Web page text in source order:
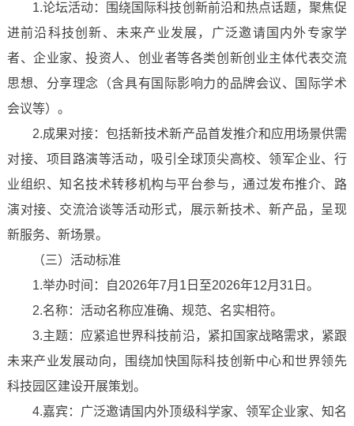
1.论坛活动：围绕国际科技创新前沿和热点话题，聚焦促
进前沿科技创新、未来产业发展，广泛邀请国内外专家学
者、企业家、投资人、创业者等各类创新创业主体代表交流
思想、分享理念（含具有国际影响力的品牌会议、国际学术
会议等）。
2.成果对接：包括新技术新产品首发推介和应用场景供需
对接、项目路演等活动，吸引全球顶尖高校、领军企业、行
业组织、知名技术转移机构与平台参与，通过发布推介、路
演对接、交流洽谈等活动形式，展示新技术、新产品，呈现
新服务、新场景。
（三）活动标准
1.举办时间：自2026年7月1日至2026年12月31日。
2.名称：活动名称应准确、规范、名实相符。
3.主题：应紧追世界科技前沿，紧扣国家战略需求，紧跟
未来产业发展动向，围绕加快国际科技创新中心和世界领先
科技园区建设开展策划。
4.嘉宾：广泛邀请国内外顶级科学家、领军企业家、知名